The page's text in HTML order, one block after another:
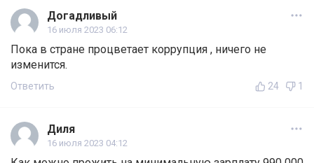
Догадливый
16 июля 2023 06:12
Пока в стране процветает коррупция , ничего не
изменится.
Ответить 24 1
Диля
16 июля 2023 04:12